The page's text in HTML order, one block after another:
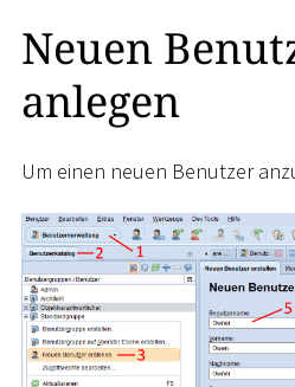
Neuen
anlegen
Um einen neuen Benutzer